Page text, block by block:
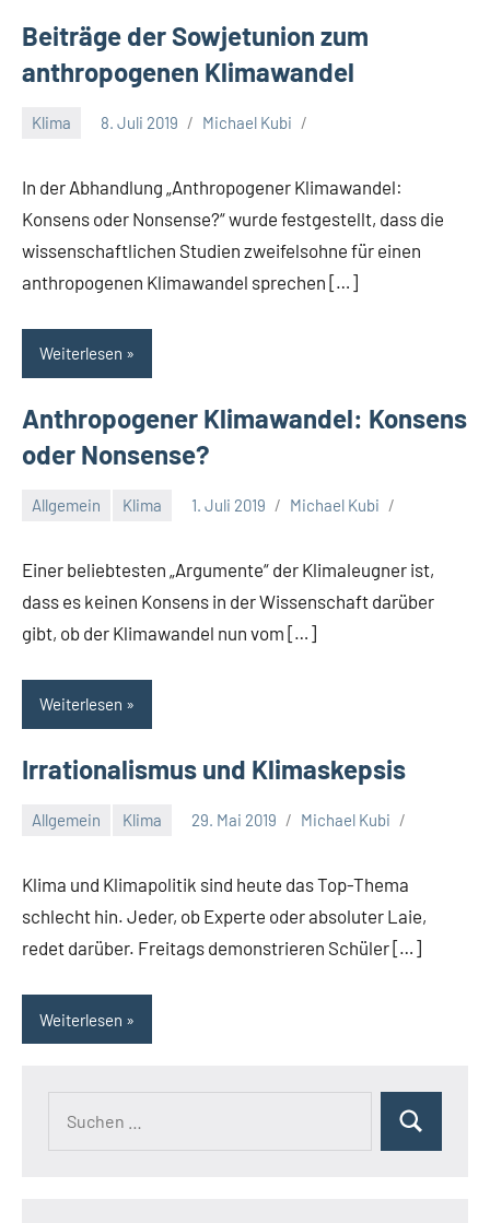
Beiträge der Sowjetunion zum
anthropogenen Klimawandel
Klima 8. Juli 2019 Michael Kubi
In der Abhandlung „Anthropogener Klimawandel:
Konsens oder Nonsense?“ wurde festgestellt, dass die
wissenschaftlichen Studien zweifelsohne für einen
anthropogenen Klimawandel sprechen […]
Weiterlesen
Anthropogener Klimawandel: Konsens
oder Nonsense?
Allgemein Klima 1. Juli 2019 Michael Kubi
Einer beliebtesten „Argumente“ der Klimaleugner ist,
dass es keinen Konsens in der Wissenschaft darüber
gibt, ob der Klimawandel nun vom […]
Weiterlesen
Irrationalismus und Klimaskepsis
Allgemein Klima 29. Mai 2019 Michael Kubi
Klima und Klimapolitik sind heute das Top-Thema
schlecht hin. Jeder, ob Experte oder absoluter Laie,
redet darüber. Freitags demonstrieren Schüler […]
Weiterlesen
Suchen